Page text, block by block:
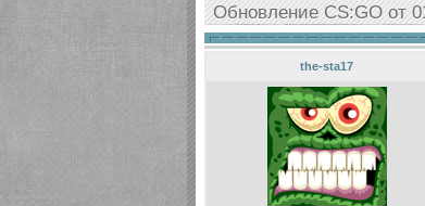
Обновление CS:GO от
the-sta17